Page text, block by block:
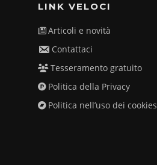
LINK VELOCI
Articoli e novità
Contattaci
Tesseramento gratuito
Politica della Privacy
Politica nell’uso dei cookies